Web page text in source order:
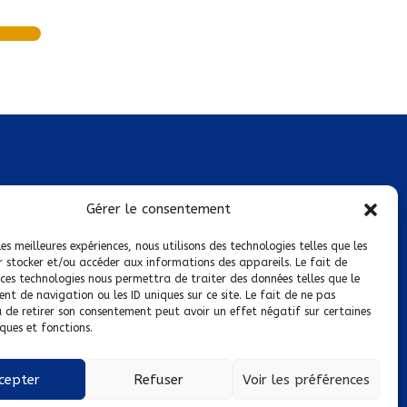
Gérer le consentement
meilleures expériences, nous utilisons des technologies telles que les
stocker et/ou accéder aux informations des appareils. Le fait de
technologies nous permettra de traiter des données telles que le
de navigation ou les ID uniques sur ce site. Le fait de ne pas
de retirer son consentement peut avoir un effet négatif sur certaines
et fonctions.
Refuser Voir les préférences
de confidentialité
de cookies
suivre sur :